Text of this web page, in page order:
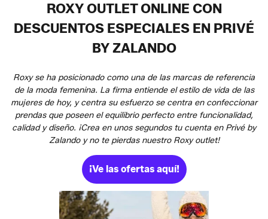
ROXY OUTLET ONLINE CON
DESCUENTOS ESPECIALES EN PRIVÉ
BY ZALANDO
Roxy se ha posicionado como una de las marcas de referencia
de la moda femenina. La firma entiende el estilo de vida de las
mujeres de hoy, y centra su esfuerzo se centra en confeccionar
prendas que poseen el equilibrio perfecto entre funcionalidad,
calidad y diseño. ¡Crea en unos segundos tu cuenta en Privé by
Zalando y no te pierdas nuestro Roxy outlet!
¡Ve las ofertas aquí!